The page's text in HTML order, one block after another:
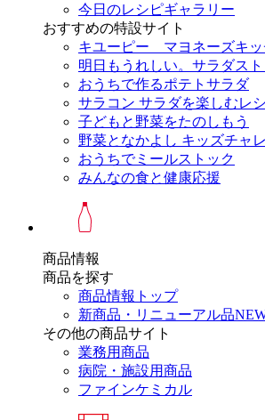
今日のレシピギャラリー
おすすめの特設サイト
キユーピー マヨネーズキッ
明日もうれしい。サラダスト
おうちで作るポテトサラダ
サラコン サラダを楽しむレ
子どもと野菜をたのしもう
野菜となかよし キッズチャ
おうちでミールストック
みんなの食と健康応援
商品情報
商品を探す
商品情報トップ
新商品・リニューアル品
その他の商品サイト
業務用商品
病院・施設用商品
ファインケミカル